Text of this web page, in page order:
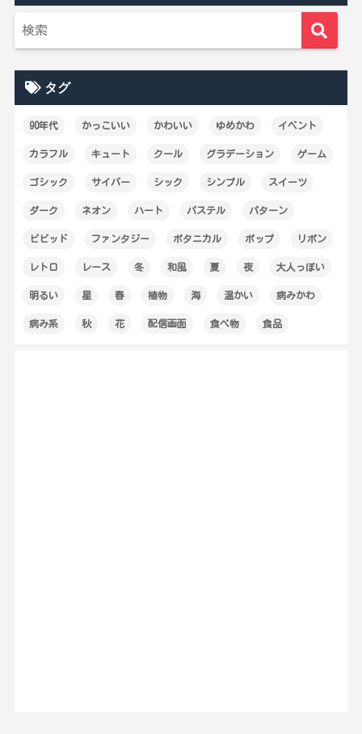
タグ
90年代 かっこいい かわいい ゆめかわ イベント
カラフル キュート クール グラデーション ゲーム
ゴシック サイバー シック シンプル スイーツ
ダーク ネオン ハート パステル パターン
ビビッド ファンタジー ボタニカル ポップ リボン
レトロ レース 冬 和風 夏 夜 大人っぽい
明るい 星 春 植物 海 温かい 病みかわ
病み系 秋 花 配信画面 食べ物 食品